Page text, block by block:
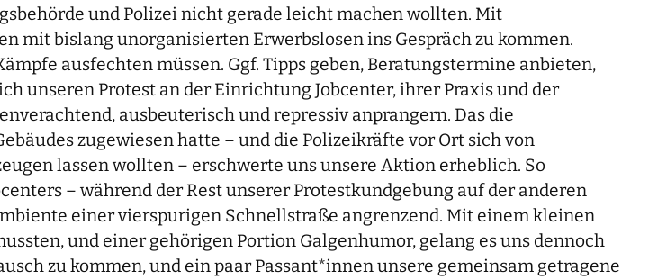
und Polizei nicht gerade leicht machen wollten. Mit
mit bislang unorganisierten Erwerbslosen ins Gespräch zu kommen.
ausfechten müssen. Ggf. Tipps geben, Beratungstermine anbieten,
unseren Protest an der Einrichtung Jobcenter, ihrer Praxis und der
ausbeuterisch und repressiv anprangern. Das die
zugewiesen hatte – und die Polizeikräfte vor Ort sich von
lassen wollten – erschwerte uns unsere Aktion erheblich. So
– während der Rest unserer Protestkundgebung auf der anderen
einer vierspurigen Schnellstraße angrenzend. Mit einem kleinen
und einer gehörigen Portion Galgenhumor, gelang es uns dennoch
zu kommen, und ein paar Passant*innen unsere gemeinsam getragene